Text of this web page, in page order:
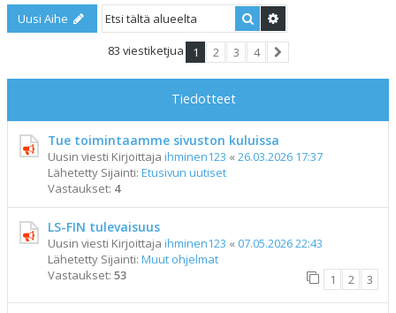
Uusi Aihe Etsi
83 viestiketjua 1 2 3
4
Tiedotteet
Tue toimintaamme sivuston kuluissa
Uusin viesti Kirjoittaja ihminen123 « 26.03.2026 17:37
Lähetetty Sijainti: Etusivun uutiset
Vastaukset: 4
LS-FIN tulevaisuus
Uusin viesti Kirjoittaja ihminen123 « 07.05.2026 22:43
Lähetetty Sijainti: Muut ohjelmat
Vastaukset: 53 1 2 3